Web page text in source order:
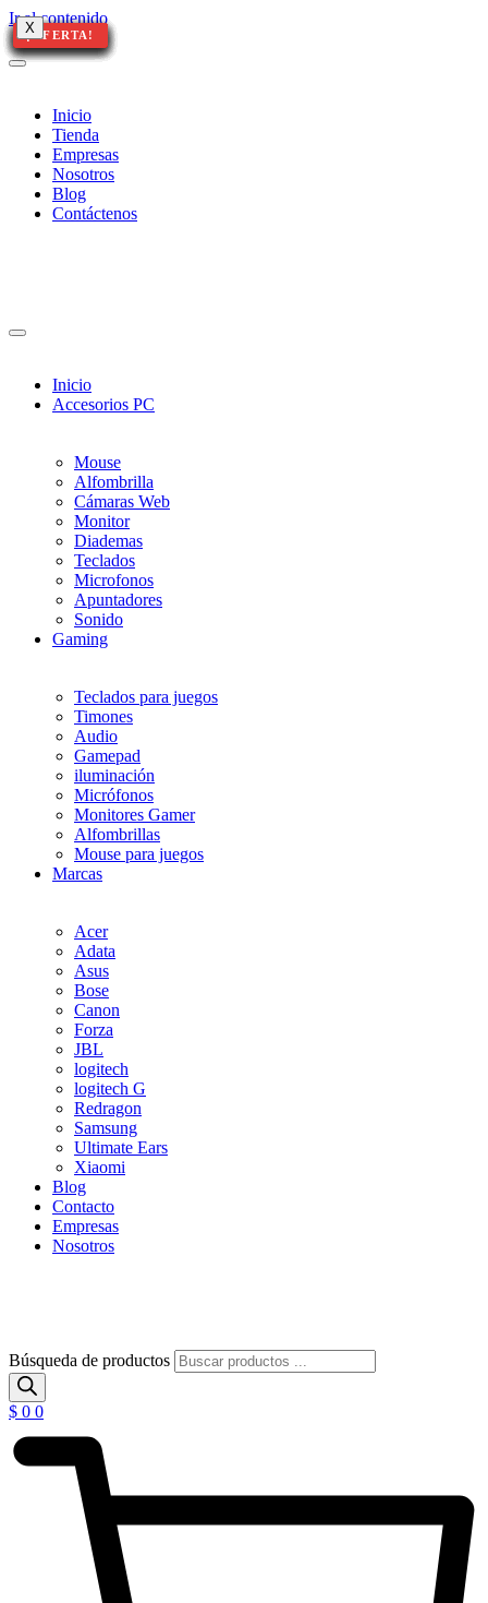
Ir al contenido
Inicio
Tienda
Empresas
Nosotros
Blog
Contáctenos
X
Inicio
Accesorios PC
Mouse
Alfombrilla
Cámaras Web
Monitor
Diademas
Teclados
Microfonos
Apuntadores
Sonido
Gaming
Teclados para juegos
Timones
Audio
Gamepad
iluminación
Micrófonos
Monitores Gamer
Alfombrillas
Mouse para juegos
Marcas
Acer
Adata
Asus
Bose
Canon
Forza
JBL
logitech
logitech G
Redragon
Samsung
Ultimate Ears
Xiaomi
Blog
Contacto
Empresas
Nosotros
X
Búsqueda de productos
$ 0 0
X
¡OFERTA!
¡OFERTA!
¡OFERTA!
¡OFERTA!
¡OFERTA!
¡OFERTA!
¡OFERTA!
¡OFERTA!
¡OFERTA!
¡OFERTA!
¡OFERTA!
¡OFERTA!
¡OFERTA!
¡OFERTA!